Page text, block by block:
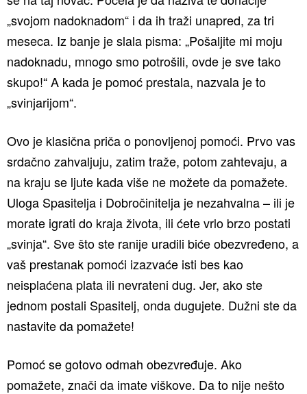
„svojom nadoknadom“ i da ih traži unapred, za tri
meseca. Iz banje je slala pisma: „Pošaljite mi moju
nadoknadu, mnogo smo potrošili, ovde je sve tako
skupo!“ A kada je pomoć prestala, nazvala je to
„svinjarijom“.
Ovo je klasična priča o ponovljenoj pomoći. Prvo vas
srdačno zahvaljuju, zatim traže, potom zahtevaju, a
na kraju se ljute kada više ne možete da pomažete.
Uloga Spasitelja i Dobročinitelja je nezahvalna – ili je
morate igrati do kraja života, ili ćete vrlo brzo postati
„svinja“. Sve što ste ranije uradili biće obezvređeno, a
vaš prestanak pomoći izazvaće isti bes kao
neisplaćena plata ili nevrateni dug. Jer, ako ste
jednom postali Spasitelj, onda dugujete. Dužni ste da
nastavite da pomažete!
Pomoć se gotovo odmah obezvređuje. Ako
pomažete, znači da imate viškove. Da to nije nešto